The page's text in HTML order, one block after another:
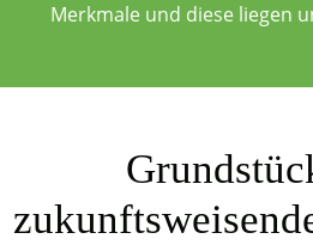
Merkmale und diese liegen